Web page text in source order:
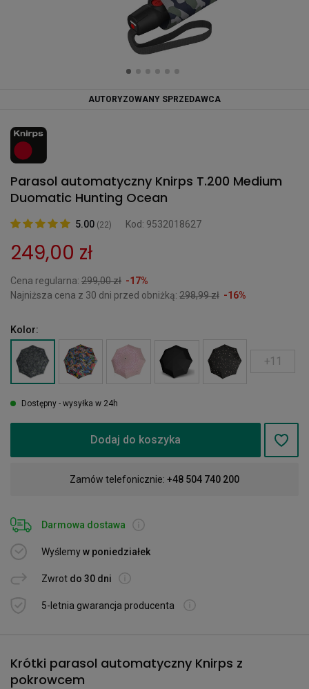
AUTORYZOWANY SPRZEDAWCA
Parasol automatyczny Knirps T.200 Medium
Duomatic Hunting Ocean
5.00 (22) Kod: 9532018627
249,00 zł
Cena regularna: 299,00 zł -17%
Najniższa cena z 30 dni przed obniżką: 298,99 zł -16%
Kolor:
+11
Dostępny - wysyłka w 24h
Dodaj do koszyka
Zamów telefonicznie: +48 504 740 200
Darmowa dostawa
Wyślemyw poniedziałek
Zwrot do 30 dni
5-letnia gwarancja producenta
Krótki parasol automatyczny Knirps z
pokrowcem